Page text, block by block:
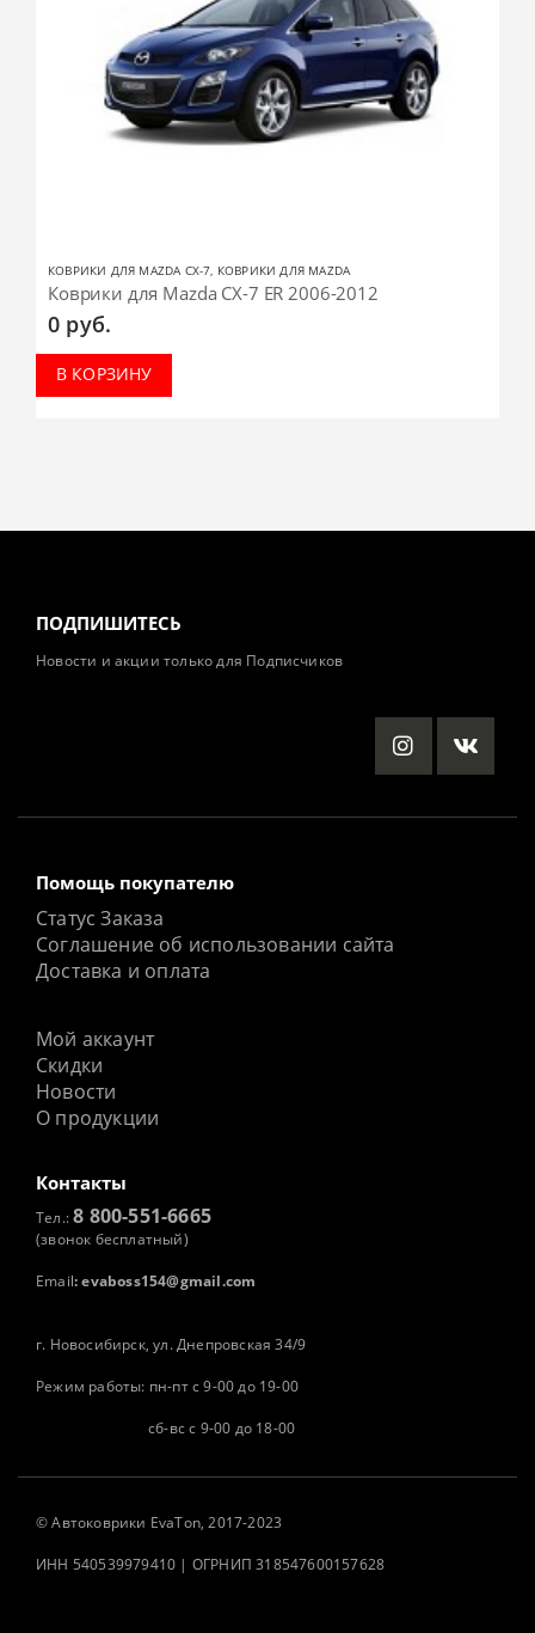
КОВРИКИ ДЛЯ MAZDA CX-7, КОВРИКИ ДЛЯ MAZDA
Коврики для Mazda CX-7 ER 2006-2012
0 руб.
В КОРЗИНУ
ПОДПИШИТЕСЬ
Новости и акции только для Подписчиков
Помощь покупателю
Статус Заказа
Соглашение об использовании сайта
Доставка и оплата
Мой аккаунт
Скидки
Новости
О продукции
Контакты
Тел.:8 800-551-6665
(звонок бесплатный)
Email: evaboss154@gmail.com
г. Новосибирск, ул. Днепровская 34/9
Режим работы: пн-пт с 9-00 до 19-00
сб-вс с 9-00 до 18-00
©Автоковрики EvaTon, 2017-2023
ИНН 540539979410 | ОГРНИП 318547600157628